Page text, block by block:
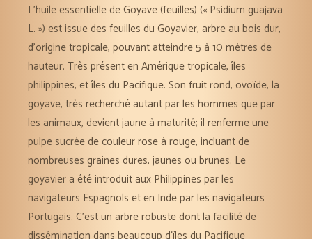
L’huile essentielle de Goyave (feuilles) (« Psidium guajava
L. ») est issue des feuilles du Goyavier, arbre au bois dur,
d’origine tropicale, pouvant atteindre 5 à 10 mètres de
hauteur. Très présent en Amérique tropicale, îles
philippines, et îles du Pacifique. Son fruit rond, ovoïde, la
goyave, très recherché autant par les hommes que par
les animaux, devient jaune à maturité; il renferme une
pulpe sucrée de couleur rose à rouge, incluant de
nombreuses graines dures, jaunes ou brunes. Le
goyavier a été introduit aux Philippines par les
navigateurs Espagnols et en Inde par les navigateurs
Portugais. C’est un arbre robuste dont la facilité de
dissémination dans beaucoup d’îles du Pacifique